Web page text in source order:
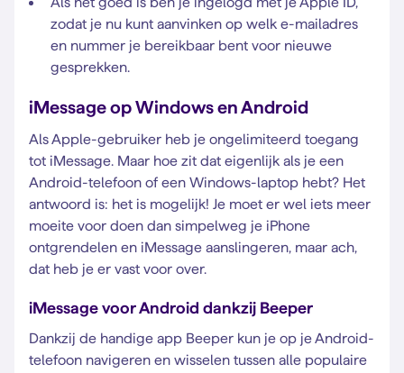
zodat je nu kunt aanvinken op welk e-mailadres
en nummer je bereikbaar bent voor nieuwe
gesprekken.
iMessage op Windows en Android
Als Apple-gebruiker heb je ongelimiteerd toegang
tot iMessage. Maar hoe zit dat eigenlijk als je een
Android-telefoon of een Windows-laptop hebt? Het
antwoord is: het is mogelijk! Je moet er wel iets meer
moeite voor doen dan simpelweg je iPhone
ontgrendelen en iMessage aanslingeren, maar ach,
dat heb je er vast voor over.
iMessage voor Android dankzij Beeper
Dankzij de handige app Beeper kun je op je Android-
telefoon navigeren en wisselen tussen alle populaire